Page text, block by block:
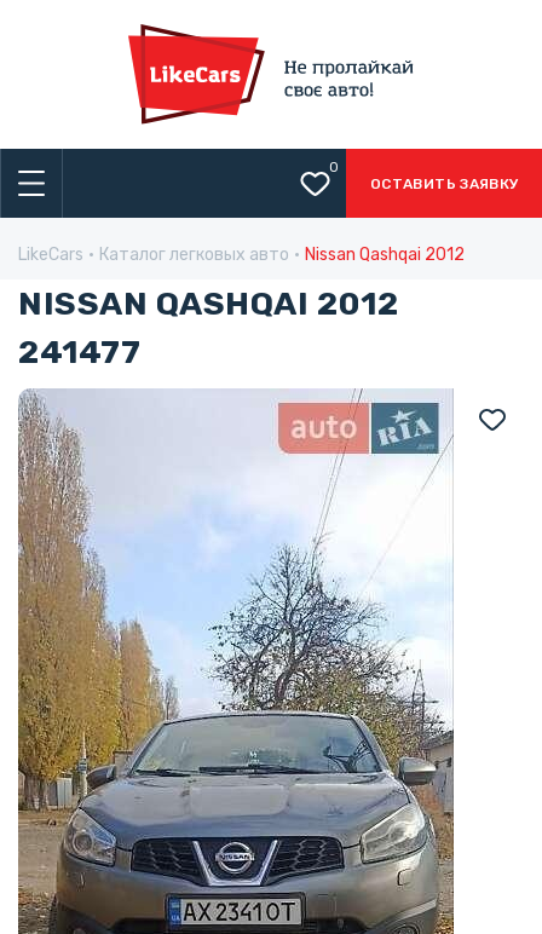
0
ОСТАВИТЬ ЗАЯВКУ
LikeCars Каталог легковых авто Nissan Qashqai 2012
NISSAN QASHQAI 2012
241477